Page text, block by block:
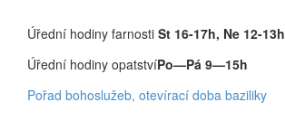
Úřední hodiny farnosti St 16-17h, Ne 12-13h
Úřední hodiny opatstvíPo—Pá 9—15h
Pořad bohoslužeb, otevírací doba baziliky